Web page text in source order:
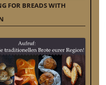
FOR BREADS WITH